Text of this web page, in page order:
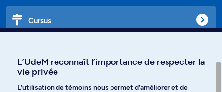
Cursus
L’UdeM reconnaît l’importance de respecter la
vie privée
L’utilisation de témoins nous permet d’améliorer et de